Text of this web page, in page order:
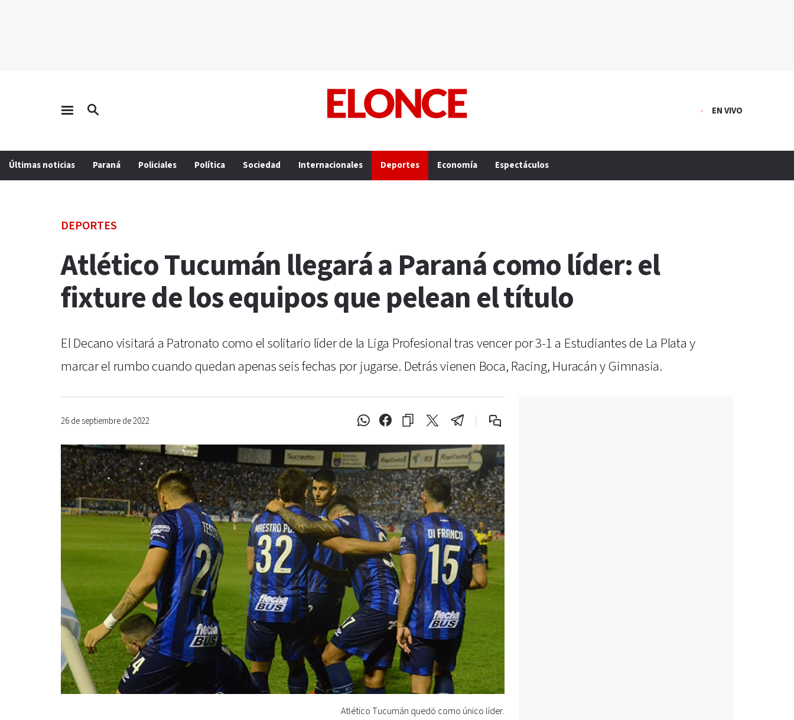
EN VIVO
Últimas noticias Paraná Policiales Política Sociedad Internacionales Deportes Economía Espectáculos
DEPORTES
Atlético Tucumán llegará a Paraná como líder: el
fixture de los equipos que pelean el título
El Decano visitará a Patronato como el solitario líder de la Liga Profesional tras vencer por 3-1 a Estudiantes de La Plata y
marcar el rumbo cuando quedan apenas seis fechas por jugarse. Detrás vienen Boca, Racing, Huracán y Gimnasia.
26 de septiembre de 2022
Atlético Tucumán quedó como único líder.